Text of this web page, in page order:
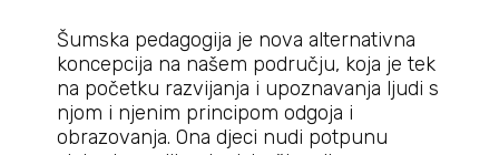
Šumska pedagogija je nova alternativna
koncepcija na našem području, koja je tek
na početku razvijanja i upoznavanja ljudi s
njom i njenim principom odgoja i
obrazovanja. Ona djeci nudi potpunu